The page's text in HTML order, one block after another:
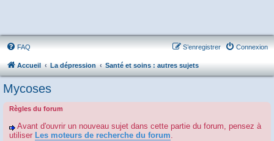
FAQ Connexion
S’enregistrer
Accueil La dépression Santé et soins : autres sujets
Mycoses
Règles du forum
Avant d'ouvrir un nouveau sujet dans cette partie du forum, pensez à
utiliser Les moteurs de recherche du forum.